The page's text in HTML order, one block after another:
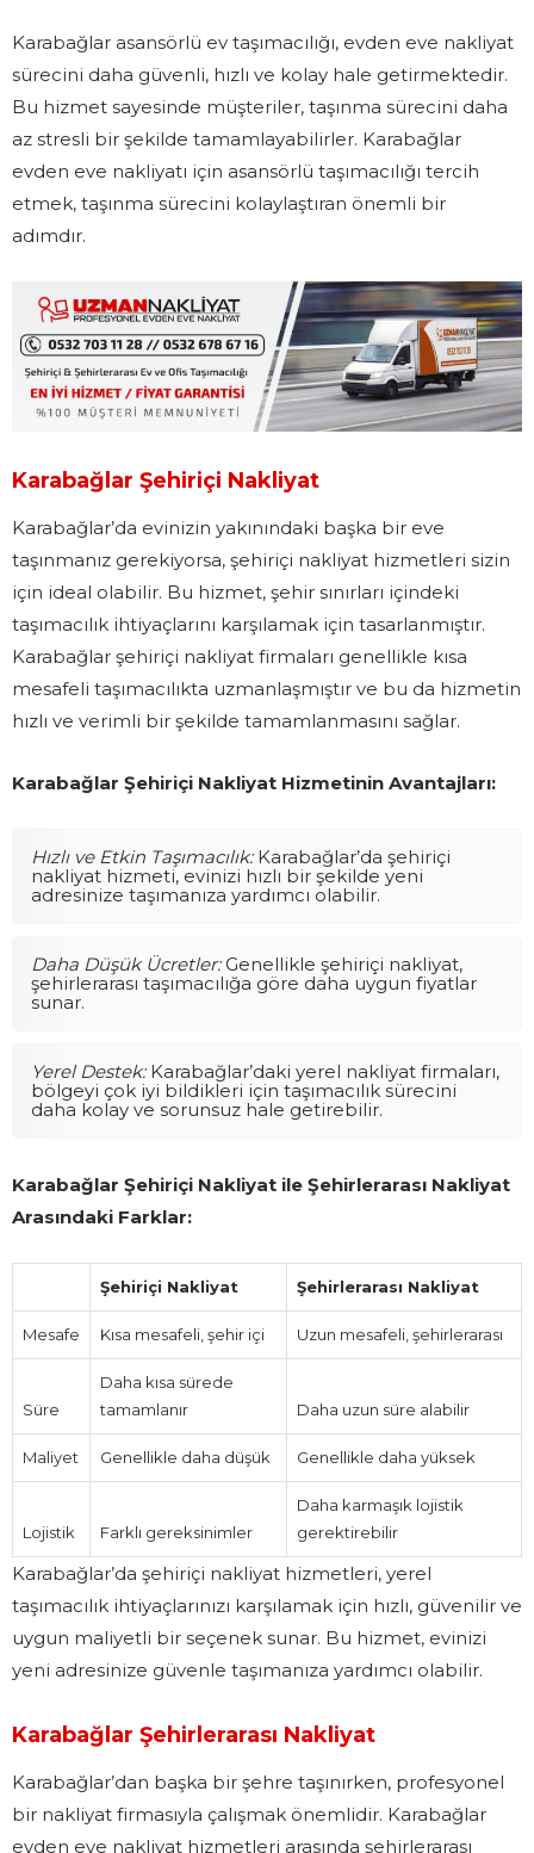
Karabağlar asansörlü ev taşımacılığı, evden eve nakliyat
sürecini daha güvenli, hızlı ve kolay hale getirmektedir.
Bu hizmet sayesinde müşteriler, taşınma sürecini daha
az stresli bir şekilde tamamlayabilirler. Karabağlar
evden eve nakliyatı için asansörlü taşımacılığı tercih
etmek, taşınma sürecini kolaylaştıran önemli bir
adımdır.
Karabağlar Şehiriçi Nakliyat
Karabağlar’da evinizin yakınındaki başka bir eve
taşınmanız gerekiyorsa, şehiriçi nakliyat hizmetleri sizin
için ideal olabilir. Bu hizmet, şehir sınırları içindeki
taşımacılık ihtiyaçlarını karşılamak için tasarlanmıştır.
Karabağlar şehiriçi nakliyat firmaları genellikle kısa
mesafeli taşımacılıkta uzmanlaşmıştır ve bu da hizmetin
hızlı ve verimli bir şekilde tamamlanmasını sağlar.
Karabağlar Şehiriçi Nakliyat Hizmetinin Avantajları:
Hızlı ve Etkin Taşımacılık:Karabağlar’da şehiriçi
nakliyat hizmeti, evinizi hızlı bir şekilde yeni
adresinize taşımanıza yardımcı olabilir.
Daha Düşük Ücretler:Genellikle şehiriçi nakliyat,
şehirlerarası taşımacılığa göre daha uygun fiyatlar
sunar.
Yerel Destek:Karabağlar’daki yerel nakliyat firmaları,
bölgeyi çok iyi bildikleri için taşımacılık sürecini
daha kolay ve sorunsuz hale getirebilir.
Karabağlar Şehiriçi Nakliyat ile Şehirlerarası Nakliyat
Arasındaki Farklar:
Şehiriçi Nakliyat Şehirlerarası Nakliyat
Mesafe Kısa mesafeli, şehir içi Uzun mesafeli, şehirlerarası
Süre
Daha kısa sürede
tamamlanır
Daha uzun süre alabilir
Maliyet Genellikle daha düşük Genellikle daha yüksek
Lojistik Farklı gereksinimler
Daha karmaşık lojistik
gerektirebilir
Karabağlar’da şehiriçi nakliyat hizmetleri, yerel
taşımacılık ihtiyaçlarınızı karşılamak için hızlı, güvenilir ve
uygun maliyetli bir seçenek sunar. Bu hizmet, evinizi
yeni adresinize güvenle taşımanıza yardımcı olabilir.
Karabağlar Şehirlerarası Nakliyat
Karabağlar’dan başka bir şehre taşınırken, profesyonel
bir nakliyat firmasıyla çalışmak önemlidir. Karabağlar
evden eve nakliyat hizmetleri arasında şehirlerarası